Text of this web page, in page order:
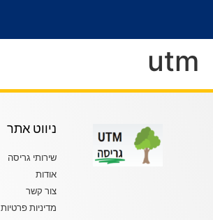
utm
ניווט אתר
שירותי גריסה
אודות
צור קשר
מדיניות פרטיות